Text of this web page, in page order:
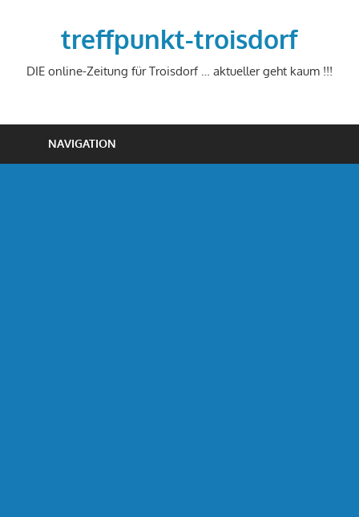
treffpunkt-troisdorf
DIE online-Zeitung für Troisdorf … aktueller geht kaum !!!
NAVIGATION